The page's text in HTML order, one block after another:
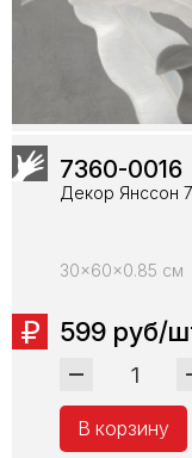
7360-0016
Декор Янссон
30x60x0.85 см
599 руб/
В корзину